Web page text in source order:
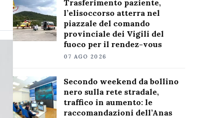
Trasferimento paziente,
l’elisoccorso atterra nel
piazzale del comando
provinciale dei Vigili del
fuoco per il rendez-vous
07 AGO 2026
Secondo weekend da bollino
nero sulla rete stradale,
traffico in aumento: le
raccomandazioni dell’Anas